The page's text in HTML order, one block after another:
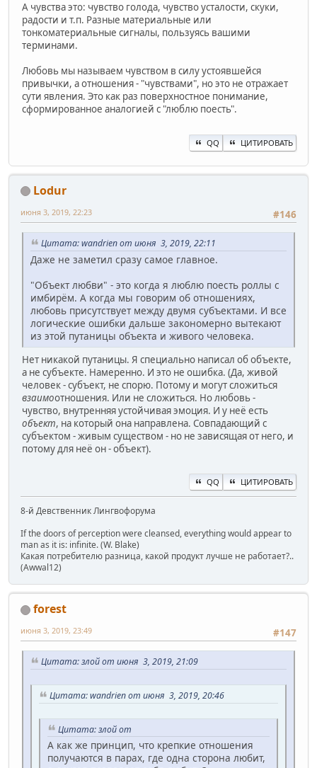
А чувства это: чувство голода, чувство усталости, скуки,
радости и т.п. Разные материальные или
тонкоматериальные сигналы, пользуясь вашими
терминами.
Любовь мы называем чувством в силу устоявшейся
привычки, а отношения - "чувствами", но это не отражает
сути явления. Это как раз поверхностное понимание,
сформированное аналогией с "люблю поесть".
QQ ЦИТИРОВАТЬ
Lodur
#146
июня 3, 2019, 22:23
Цитата: wandrien от июня 3, 2019, 22:11
Даже не заметил сразу самое главное.
"Объект любви" - это когда я люблю поесть роллы с
имбирём. А когда мы говорим об отношениях,
любовь присутствует между двумя субъектами. И все
логические ошибки дальше закономерно вытекают
из этой путаницы объекта и живого человека.
Нет никакой путаницы. Я специально написал об объекте,
а не субъекте. Намеренно. И это не ошибка. (Да, живой
человек - субъект, не спорю. Потому и могут сложиться
взаимоотношения. Или не сложиться. Но любовь -
чувство, внутренняя устойчивая эмоция. И у неё есть
объект, на который она направлена. Совпадающий с
субъектом - живым существом - но не зависящая от него, и
потому для неё он - объект).
QQ ЦИТИРОВАТЬ
8-й Девственник Лингвофорума
If the doors of perception were cleansed, everything would appear to
man as it is: infinite. (W. Blake)
Какая потребителю разница, какой продукт лучше не работает?..
(Awwal12)
forest
#147
июня 3, 2019, 23:49
Цитата: злой от июня 3, 2019, 21:09
Цитата: wandrien от июня 3, 2019, 20:46
Цитата: злой от
А как же принцип, что крепкие отношения
получаются в парах, где одна сторона любит,